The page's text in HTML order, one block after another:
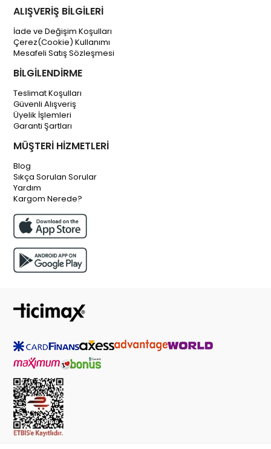
ALIŞVERİŞ BİLGİLERİ
İade ve Değişim Koşulları
Çerez(Cookie) Kullanımı
Mesafeli Satış Sözleşmesi
BİLGİLENDİRME
Teslimat Koşulları
Güvenli Alışveriş
Üyelik İşlemleri
Garanti Şartları
MÜŞTERİ HİZMETLERİ
Blog
Sıkça Sorulan Sorular
Yardım
Kargom Nerede?